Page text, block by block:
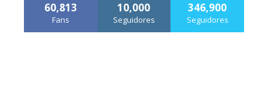
60,813
Fans
10,000
Seguidores
346,900
Seguidores